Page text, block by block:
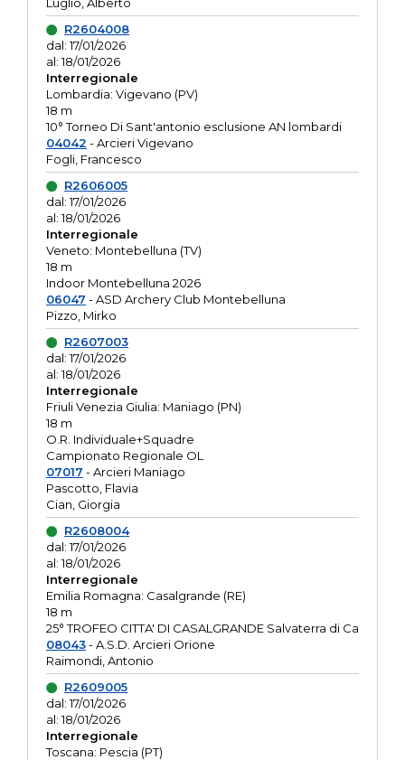
R2604008
dal: 17/01/2026
al: 18/01/2026
Interregionale
Lombardia: Vigevano (PV)
18 m
10° Torneo Di Sant'antonio esclusione AN lombardi
04042 - Arcieri Vigevano
Fogli, Francesco
R2606005
dal: 17/01/2026
al: 18/01/2026
Interregionale
Veneto: Montebelluna (TV)
18 m
Indoor Montebelluna 2026
06047 - ASD Archery Club Montebelluna
Pizzo, Mirko
R2607003
dal: 17/01/2026
al: 18/01/2026
Interregionale
Friuli Venezia Giulia: Maniago (PN)
18 m
O.R. Individuale+Squadre
Campionato Regionale OL
07017 - Arcieri Maniago
Pascotto, Flavia
Cian, Giorgia
R2608004
dal: 17/01/2026
al: 18/01/2026
Interregionale
Emilia Romagna: Casalgrande (RE)
18 m
25° TROFEO CITTA' DI CASALGRANDE Salvaterra di Ca
08043- A.S.D. Arcieri Orione
Raimondi, Antonio
R2609005
dal: 17/01/2026
al: 18/01/2026
Interregionale
Toscana: Pescia (PT)